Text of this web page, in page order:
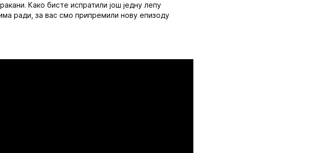
Како бисте испратили још једну лепу
ради, за вас смо припремили нову епизоду